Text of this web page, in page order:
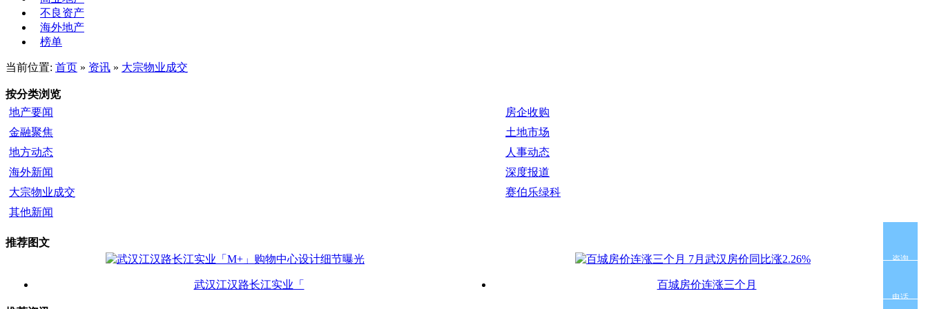
不良资产
海外地产
榜单
当前位置: 首页 » 资讯 » 大宗物业成交
按分类浏览
地产要闻
房企收购
金融聚焦
土地市场
地方动态
人事动态
海外新闻
深度报道
大宗物业成交
赛伯乐绿科
其他新闻
推荐图文
武汉江汉路长江实业「 百城房价连涨三个月
咨询
电话